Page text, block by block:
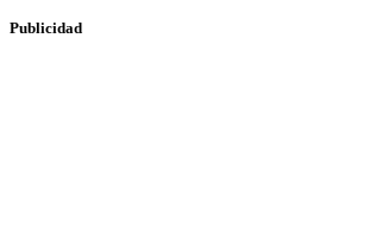
Publicidad